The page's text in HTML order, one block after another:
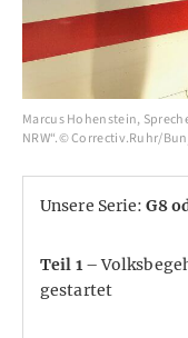
Marcus Hohenstein,
NRW“.© Correctiv.Ruhr/
Unsere Serie:G8
Teil 1–
gestartet